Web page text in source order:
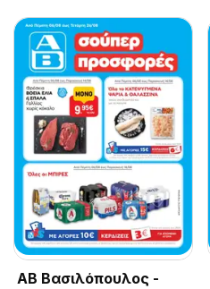
ΑΒ Βασιλόπουλος -